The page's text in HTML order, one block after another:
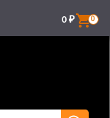
0
0 ₽